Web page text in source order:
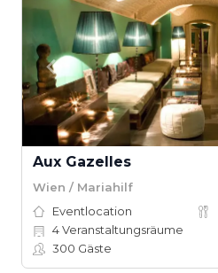
Aux Gazelles
Wien / Mariahilf
Eventlocation
4Veranstaltungsräume
300 Gäste